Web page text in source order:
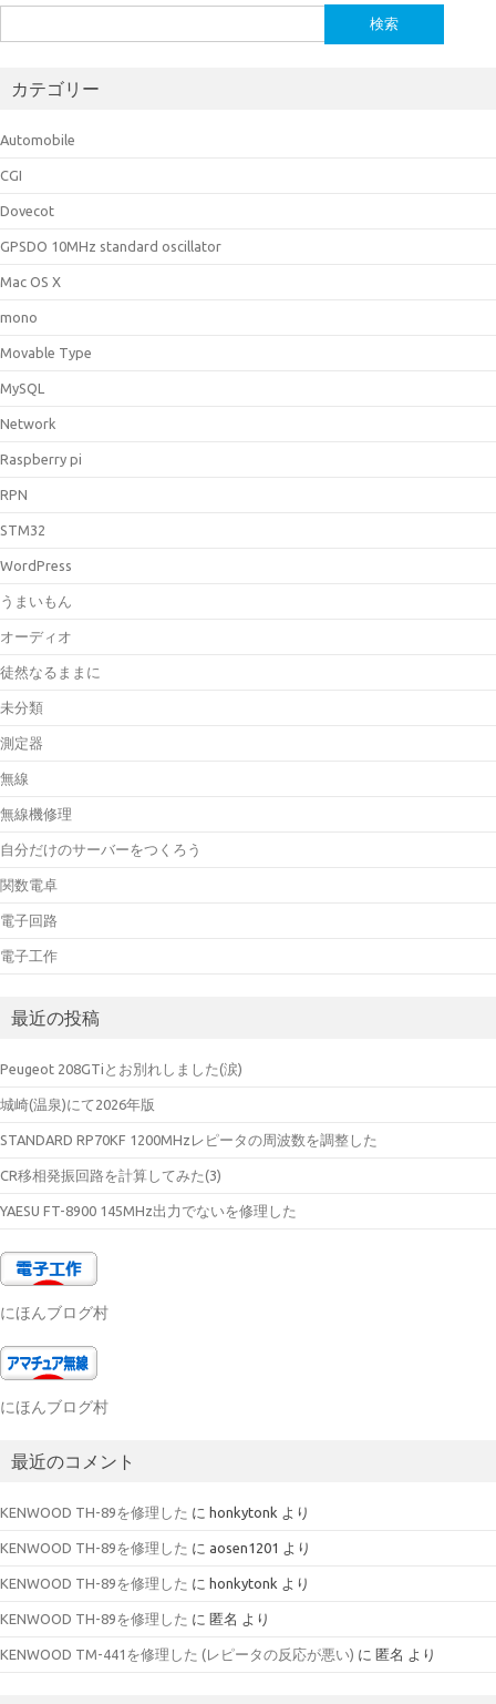
索:
カテゴリー
Automobile
CGI
Dovecot
GPSDO 10MHz standard oscillator
Mac OS X
mono
Movable Type
MySQL
Network
Raspberry pi
RPN
STM32
WordPress
うまいもん
オーディオ
徒然なるままに
未分類
測定器
無線
無線機修理
自分だけのサーバーをつくろう
関数電卓
電子回路
電子工作
最近の投稿
Peugeot 208GTiとお別れしました(涙)
城崎(温泉)にて2026年版
STANDARD RP70KF 1200MHzレピータの周波数を調整した
CR移相発振回路を計算してみた(3)
YAESU FT-8900 145MHz出力でないを修理した
にほんブログ村
にほんブログ村
最近のコメント
KENWOOD TH-89を修理した に honkytonk より
KENWOOD TH-89を修理した に aosen1201 より
KENWOOD TH-89を修理した に honkytonk より
KENWOOD TH-89を修理した に 匿名 より
KENWOOD TM-441を修理した (レピータの反応が悪い) に 匿名 より